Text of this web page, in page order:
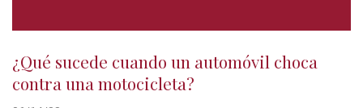
¿Qué sucede cuando un automóvil choca
contra una motocicleta?